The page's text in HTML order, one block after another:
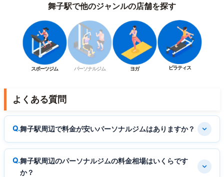
舞子駅で他のジャンルの店舗を探す
スポーツジム パーソナルジム ヨガ ピラティス
よくある質問
舞子駅周辺で料金が安いパーソナルジムはありますか？
舞子駅周辺のパーソナルジムの料金相場はいくらです
か？